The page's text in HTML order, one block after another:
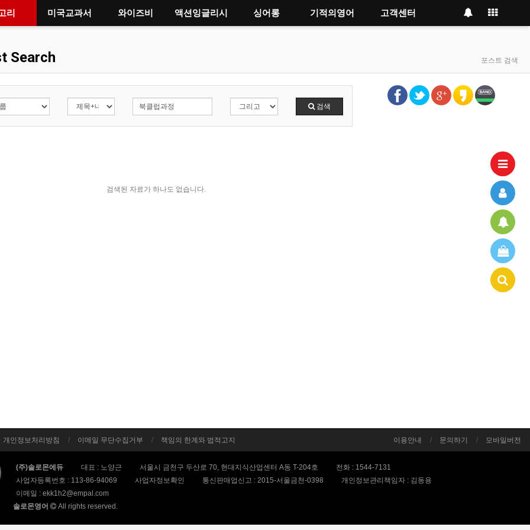
리 미국교과서 와이즈비 액션잉글리시 싱어롱 기적의영어 고객센터
Search 포스트 검색
검색
검색된 자료가 하나도 없습니다.
개인정보처리방침 이메일 무단수집거부 책임의 한계와 법적고지 이용안내 문의하기 모바일버전
(주)솔로몬에듀 대표 : 노양근 서울시 금천구 두산로 70, 현대지식산업센터 A동 T-204호 전화 : 1544-7131
사업자등록번호 : 113-86-94069 사업자정보확인 통신판매업신고 : 2015-서울금천-0398
개인정보관리책임자 : 김동용
이메일 : ekk1h2@empal.com
솔로몬영어
All rights reserved.